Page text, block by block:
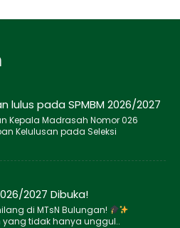
lulus pada SPMBM 2026/2027
Kepala Madrasah Nomor 026
Kelulusan pada Seleksi
2027 Dibuka!
di MTsN Bulungan!
tidak hanya unggul..